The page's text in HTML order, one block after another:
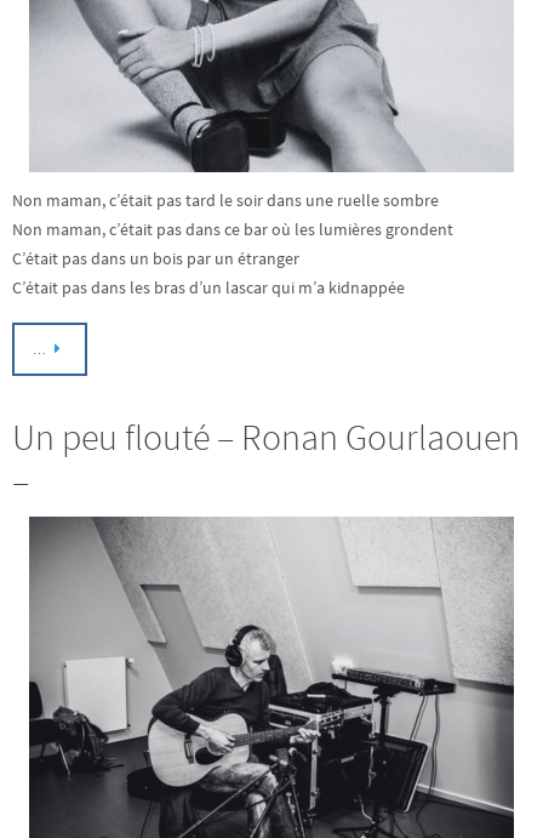
Non maman, c’était pas tard le soir dans une ruelle sombre
Non maman, c’était pas dans ce bar où les lumières grondent
C’était pas dans un bois par un étranger
C’était pas dans les bras d’un lascar qui m’a kidnappée
…
Un peu flouté – Ronan Gourlaouen
–